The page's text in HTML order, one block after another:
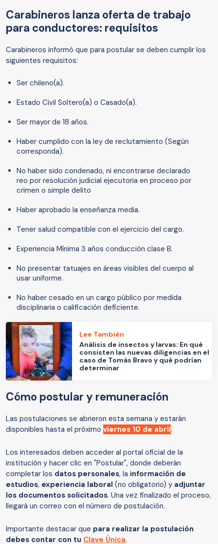
Carabineros lanza oferta de trabajo
para conductores: requisitos
Carabineros informó que para postular se deben cumplir los
siguientes requisitos:
Ser chileno(a).
Estado Civil Soltero(a) o Casado(a).
Ser mayor de 18 años.
Haber cumplido con la ley de reclutamiento (Según
corresponda).
No haber sido condenado, ni encontrarse declarado
reo por resolución judicial ejecutoria en proceso por
crimen o simple delito
Haber aprobado la enseñanza media.
Tener salud compatible con el ejercicio del cargo.
Experiencia Mínima 3 años conducción clase B.
No presentar tatuajes en áreas visibles del cuerpo al
usar uniforme.
No haber cesado en un cargo público por medida
disciplinaria o calificación deficiente.
Lee También
Análisis de insectos y larvas: En qué
consisten las nuevas diligencias en el
caso de Tomás Bravo y qué podrían
determinar
Cómo postular y remuneración
Las postulaciones se abrieron esta semana y estarán
disponibles hasta el próximo viernes 10 de abril.
Los interesados deben acceder al portal oficial de la
institución y hacer clic en "Postular", donde deberán
completar los datos personales, la información de
estudios, experiencia laboral (no obligatorio) y adjuntar
los documentos solicitados. Una vez finalizado el proceso,
llegará un correo con el número de postulación.
Importante destacar que para realizar la postulación
debes contar con tu Clave Única.